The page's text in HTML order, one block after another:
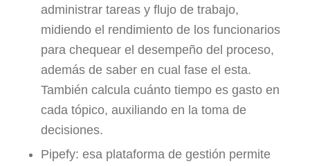
administrar tareas y flujo de trabajo,
midiendo el rendimiento de los funcionarios
para chequear el desempeño del proceso,
además de saber en cual fase el esta.
También calcula cuánto tiempo es gasto en
cada tópico, auxiliando en la toma de
decisiones.
Pipefy: esa plataforma de gestión permite